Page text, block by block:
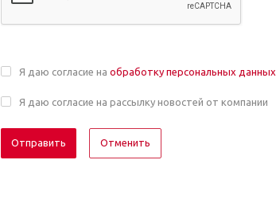
Я даю согласие на обработку персональных данных
Я даю согласие на рассылку новостей от компании
Отменить